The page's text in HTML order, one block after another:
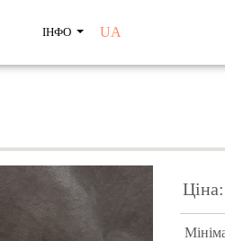
ІНФО UA
Ціна: